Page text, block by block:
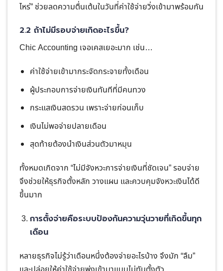
ไหร่” ช่วยลดความตื่นเต้นในวันที่ค่าใช้จ่ายวิ่งเข้ามาพร้อมกัน
2.2 ถ้าไม่มีรอบจ่ายเกิดอะไรขึ้น?
Chic Accounting เจอเคสเยอะมาก เช่น…
ค่าใช้จ่ายเข้ามากระจัดกระจายทั้งเดือน
ผู้ประกอบการจ่ายเงินทันทีที่มีคนทวง
กระแสเงินสดรวน เพราะจ่ายก่อนเก็บ
เงินไม่พอจ่ายปลายเดือน
สุดท้ายต้องนำเงินส่วนตัวมาหมุน
ทั้งหมดเกิดจาก “ไม่มีจังหวะการจ่ายเงินที่ชัดเจน” รอบจ่าย
จึงช่วยให้ธุรกิจตั้งหลัก วางแผน และควบคุมจังหวะเงินได้ดี
ขึ้นมาก
การตั้งจ่ายคือระบบป้องกันความวุ่นวายที่เกิดขึ้นทุก
เดือน
หลายธุรกิจไม่รู้ว่าเดือนหนึ่งต้องจ่ายอะไรบ้าง จึงมัก “ลืม”